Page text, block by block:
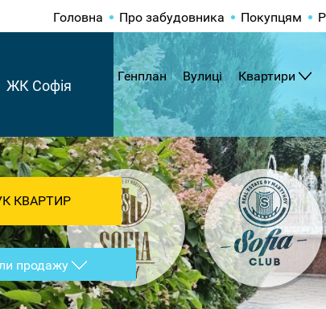
Головна Про забудовника Покупцям
ЖК Софія
Генплан Вулиці Квартири
КВАРТИР
продажу